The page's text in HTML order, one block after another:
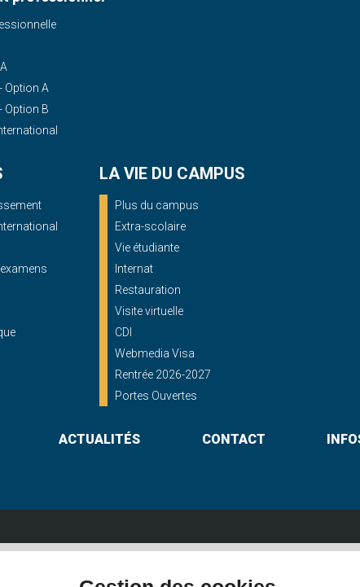
Option A
Option B
LA VIE DU CAMPUS
Plus du campus
Extra-scolaire
Vie étudiante
Internat
Restauration
Visite virtuelle
CDI
Webmedia Visa
Rentrée 2026-2027
Portes Ouvertes
ACTUALITÉS CONTACT